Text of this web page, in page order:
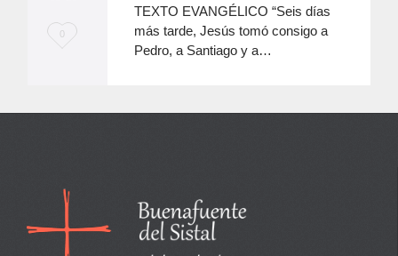
M
n
0
TEXTO EVANGÉLICO “Seis días
más tarde, Jesús tomó consigo a
Pedro, a Santiago y a…